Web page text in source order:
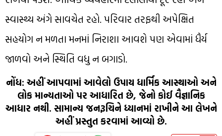
સ્વાસ્થ્ય અંગે સાવચેત રહો. પરિવાર તરફથી અપેક્ષિત
સહયોગ ન મળતા મનમાં નિરાશા આવશે પણ એવામાં ધૈર્ય
જાળવો અને સ્થિતિ વધુ ન બગાડો.
નોંધ: અહીં આપવામાં આવેલો ઉપાય ધાર્મિક આસ્થાઓ અને
લોક માન્યતાઓ પર આધારિત છે, જેનો કોઈ વૈજ્ઞાનિક
આધાર નથી. સામાન્ય જનરૂચિને ધ્યાનમાં રાખીને આ લેખને
અહીં પ્રસ્તુત કરવામાં આવ્યો છે.